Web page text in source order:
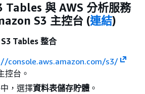
Tables 與 AWS 分析服務
S3 主控台 (連結)
Tables 整合
console.aws.amazon.com/s3/
控台。
，選擇資料表儲存貯體 。